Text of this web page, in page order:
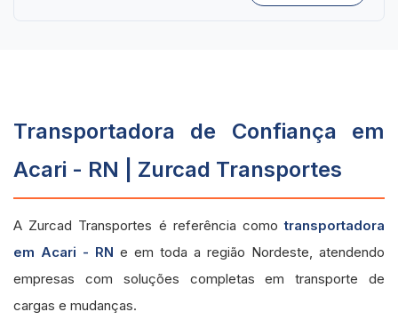
Transportadora de Confiança em
Acari - RN | Zurcad Transportes
A Zurcad Transportes é referência comotransportadora
em Acari - RN e em toda a região Nordeste, atendendo
empresas com soluções completas em transporte de
cargas e mudanças.